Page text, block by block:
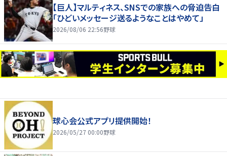
【巨人】マルティネス、SNSでの家族への脅迫告白
「ひどいメッセージ送るようなことはやめて」
2026/08/06 22:56野球
球心会公式アプリ提供開始！
2026/05/27 00:00野球